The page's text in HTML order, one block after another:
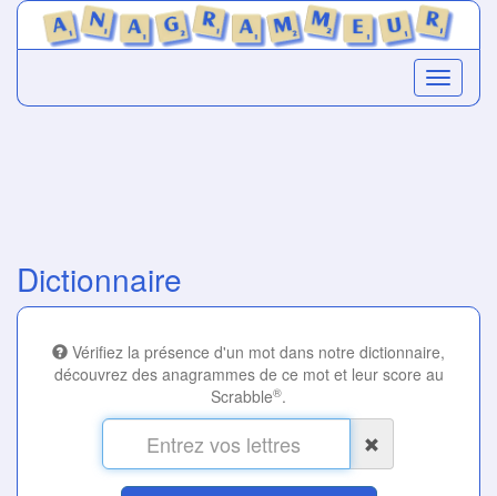
Dictionnaire
Vérifiez la présence d'un mot dans notre dictionnaire,
découvrez des anagrammes de ce mot et leur score au
Scrabble®.